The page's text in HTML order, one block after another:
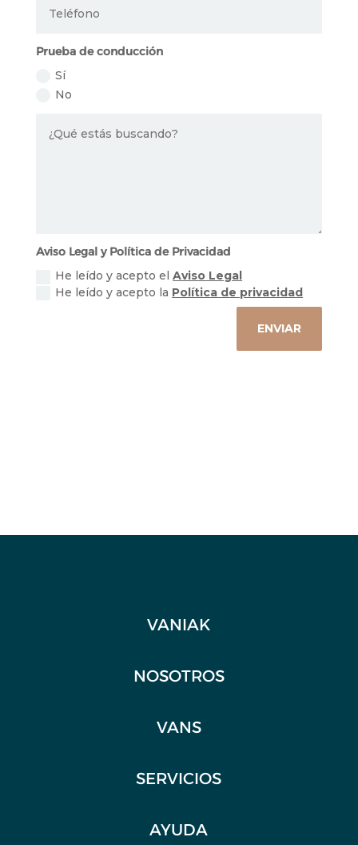
Prueba de conducción
Sí
No
Aviso Legal y Política de Privacidad
He leído y acepto elAviso Legal
He leído y acepto la Política de privacidad
ENVIAR
VANIAK
NOSOTROS
VANS
SERVICIOS
AYUDA